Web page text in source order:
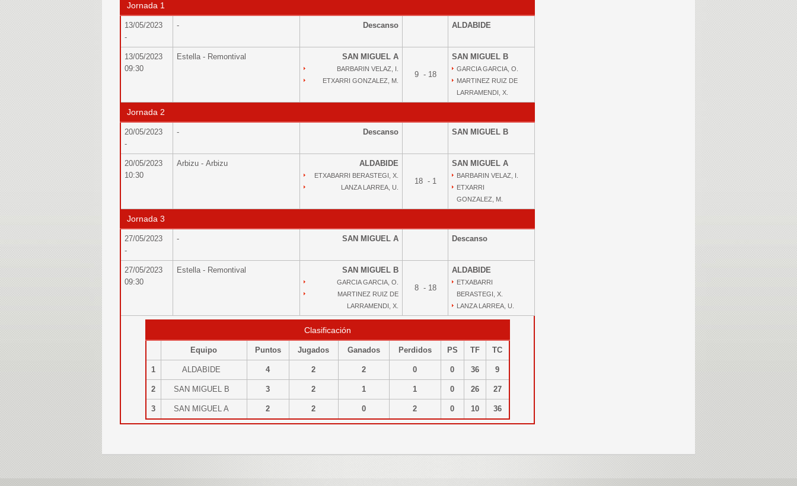
Jornada 1
13/05/2023
-
- Descanso ALDABIDE
13/05/2023
09:30
Estella - Remontival SAN MIGUEL A
BARBARIN VELAZ, I.
ETXARRI GONZALEZ, M.
9 - 18
SAN MIGUEL B
GARCIA GARCIA, O.
MARTINEZ RUIZ DE
LARRAMENDI, X.
Jornada 2
20/05/2023
-
- Descanso SAN MIGUEL B
20/05/2023
10:30
Arbizu - Arbizu ALDABIDE
ETXABARRI BERASTEGI, X.
LANZA LARREA, U.
18 - 1
SAN MIGUEL A
BARBARIN VELAZ, I.
ETXARRI
GONZALEZ, M.
Jornada 3
27/05/2023
-
- SAN MIGUEL A Descanso
27/05/2023
09:30
Estella - Remontival SAN MIGUEL B
GARCIA GARCIA, O.
MARTINEZ RUIZ DE
LARRAMENDI, X.
8 - 18
ALDABIDE
ETXABARRI
BERASTEGI, X.
LANZA LARREA, U.
Clasificación
Equipo Puntos Jugados Ganados Perdidos PS TF TC
1 ALDABIDE 4 2 2 0 0 36 9
2 SAN MIGUEL B 3 2 1 1 0 26 27
3 SAN MIGUEL A 2 2 0 2 0 10 36